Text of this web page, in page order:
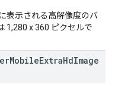
表示される高解像度のバ
1,280 x 360 ピクセルで
MobileExtraHdImage